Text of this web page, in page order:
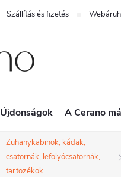
Szállítás és fizetés
Újdonságok A Cerano
Zuhanykabinok, kádak,
csatornák, lefolyócsatornák,
tartozékok